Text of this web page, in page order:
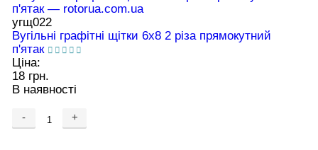
угщ022
Вугільні графітні щітки 6х8 2 різа прямокутний
п'ятак
Ціна:
18 грн.
В наявності
- +